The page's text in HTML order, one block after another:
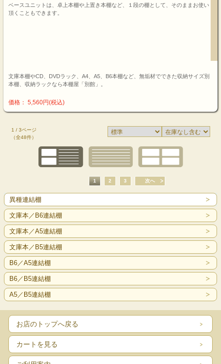
ベースユニットは、卓上本棚や上置き本棚など、１段の棚として、そのままお使い
頂くこともできます。
文庫本棚やCD、DVDラック、A4、A5、B6本棚など、無垢材でできた収納サイズ別
本棚、収納ラックなら本棚屋「別館」。
価格： 5,560円(税込)
1 / 3ページ
（全48件）
1 2 3 次へ
異種連結棚
文庫本／B6連結棚
文庫本／A5連結棚
文庫本／B5連結棚
B6／A5連結棚
B6／B5連結棚
A5／B5連結棚
お店のトップへ戻る
カートを見る